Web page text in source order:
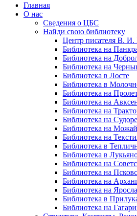
Главная
О нас
Сведения о ЦБС
Найди свою библиотеку
Центр писателя В. И.
Библиотека на
Библиотека на
Библиотека на
Библиотека в Лосте
Библиотека в
Библиотека на
Библиотека на
Библиотека на
Библиотека на
Библиотека на
Библиотека на
Библиотека в
Библиотека в
Библиотека на
Библиотека на
Библиотека на
Библиотека на
Библиотека в
Библиотека на